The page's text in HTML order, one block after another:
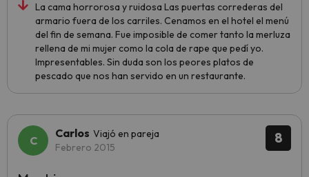
La cama horrorosa y ruidosa Las puertas correderas del
armario fuera de los carriles. Cenamos en el hotel el menú
del fin de semana. Fue imposible de comer tanto la merluza
rellena de mi mujer como la cola de rape que pedí yo.
Impresentables. Sin duda son los peores platos de
pescado que nos han servido en un restaurante.
8
Carlos Viajó en pareja
Febrero 2015